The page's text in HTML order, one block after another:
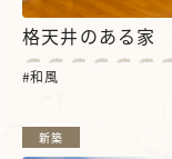
格天井のある家
和風
新築